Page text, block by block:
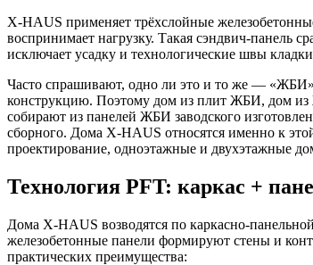
X-HAUS применяет трёхслойные
воспринимает нагрузку. Такая сэндвич-панель
исключает усадку и технологические швы
Часто спрашивают, одно ли это и то же —
конструкцию. Поэтому дом из плит ЖБИ, дом из
собирают из панелей ЖБИ заводского
сборного. Дома X-HAUS относятся именно к
проектирование, одноэтажные и двухэтажные
Технология PFT: каркас +
Дома X-HAUS возводятся по каркасно-
железобетонные панели формируют стены и
практических преимущества: